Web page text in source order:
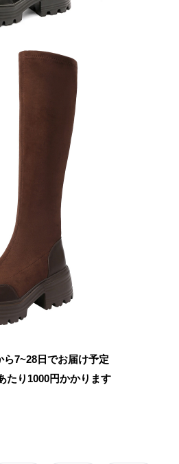
ら7~28日でお届け予定
たり 1000円かかります